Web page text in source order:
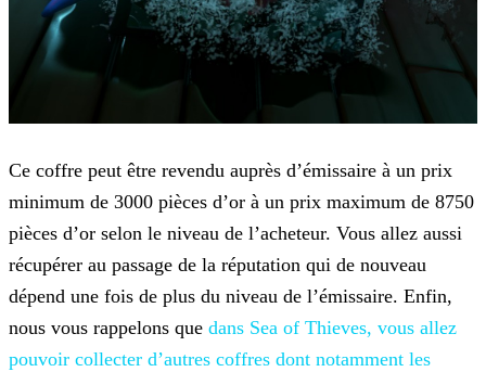
Ce coffre peut être revendu auprès d’émissaire à un prix
minimum de 3000 pièces d’or à un prix maximum de 8750
pièces d’or selon le niveau de l’acheteur. Vous allez aussi
récupérer au passage de la réputation qui de nouveau
dépend une fois de plus du niveau de l’émissaire. Enfin,
nous vous rappelons que dans Sea of Thieves, vous allez
pouvoir collecter d’autres coffres dont notamment les